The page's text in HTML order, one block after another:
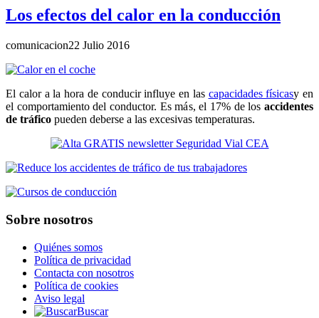
Los efectos del calor en la conducción
comunicacion22 Julio 2016
El calor a la hora de conducir influye en las capacidades físicasy en
el comportamiento del conductor. Es más, el 17% de los accidentes
de tráfico pueden deberse a las excesivas temperaturas.
Sobre nosotros
Quiénes somos
Política de privacidad
Contacta con nosotros
Política de cookies
Aviso legal
Buscar